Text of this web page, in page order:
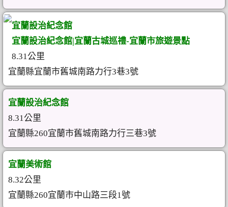
宜蘭設治紀念館
宜蘭設治紀念館|宜蘭古城巡禮-宜蘭市旅遊景點
8.31公里
宜蘭縣宜蘭市舊城南路力行3巷3號
宜蘭設治紀念館
8.31公里
宜蘭縣260宜蘭市舊城南路力行三巷3號
宜蘭美術館
8.32公里
宜蘭縣260宜蘭市中山路三段1號